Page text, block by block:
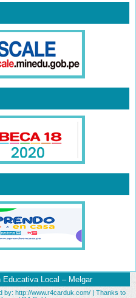
Educativa Local – Melgar
by: http://www.r4carduk.com/| Thanks to